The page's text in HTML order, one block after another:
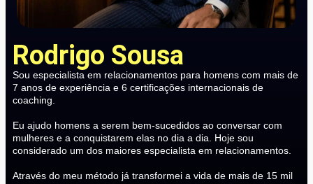
Rodrigo Sousa
Sou especialista em relacionamentos para homens com mais de
7 anos de experiência e 6 certificações internacionais de
coaching.
Eu ajudo homens a serem bem-sucedidos ao conversar com
mulheres e a conquistarem elas no dia a dia. Hoje sou
considerado um dos maiores especialista em relacionamentos.
Através do meu método já transformei a vida de mais de 15 mil